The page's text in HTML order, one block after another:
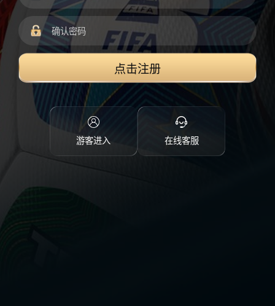
点击注册
游客进入 在线客服